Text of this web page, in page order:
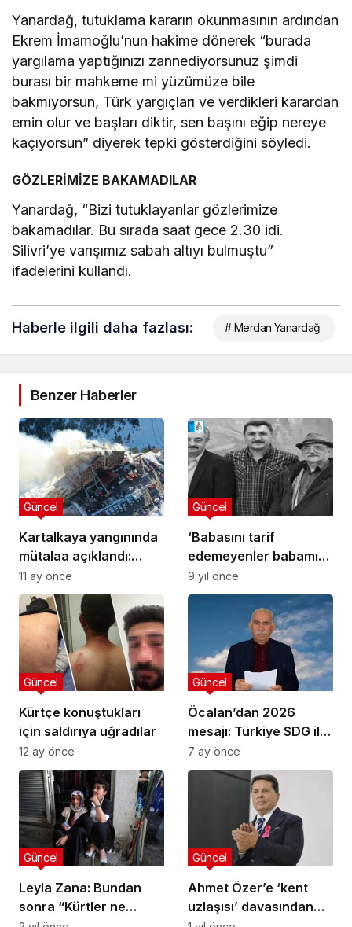
Yanardağ, tutuklama kararın okunmasının ardından
Ekrem İmamoğlu’nun hakime dönerek “burada
yargılama yaptığınızı zannediyorsunuz şimdi
burası bir mahkeme mi yüzümüze bile
bakmıyorsun, Türk yargıçları ve verdikleri karardan
emin olur ve başları diktir, sen başını eğip nereye
kaçıyorsun” diyerek tepki gösterdiğini söyledi.
GÖZLERİMİZE BAKAMADILAR
Yanardağ, “Bizi tutuklayanlar gözlerimize
bakamadılar. Bu sırada saat gece 2.30 idi.
Silivri’ye varışımız sabah altıyı bulmuştu”
ifadelerini kullandı.
Haberle ilgili daha fazlası: # Merdan Yanardağ
Benzer Haberler
Kartalkaya yangınında
mütalaa açıklandı:
Olası kastla
öldürmekten ceza
isteniyor
Güncel
11 ay önce
‘Babasını tarif
edemeyenler babamı
tarif ediyor’
Güncel
9 yıl önce
Kürtçe konuştukları
için saldırıya uğradılar
Güncel
12 ay önce
Öcalan’dan 2026
mesajı: Türkiye SDG ile
Şam yönetimi arasında
kolaylaştırıcı, yapıcı ve
diyaloga açık bir rol
üstlenmelidir
Güncel
7 ay önce
Leyla Zana: Bundan
sonra “Kürtler ne
Güncel
Ahmet Özer’e ‘kent
uzlaşısı’ davasından
Güncel